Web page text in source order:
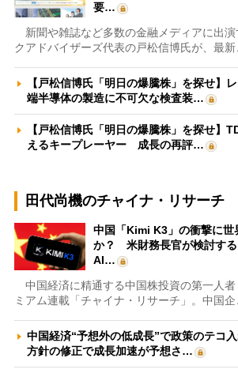
要…
新聞や雑誌など多数の金融メディアに出演
クアドバイザーズ代表の戸松信博氏が、最
【戸松信博氏「明日の爆騰株」を探せ】
端半導体の製造に不可欠な検査装…
【戸松信博氏「明日の爆騰株」を探せ】
えるキープレーヤー 成長の再評…
田代尚機のチャイナ・リサーチ
中国「Kimi K3」の衝撃に世
か？ 米財務長官が検討する
AI…
中国経済に精通する中国株投資の第一人者
ミアム連載「チャイナ・リサーチ」。中国
中国経済“予想外の低成長”で政策のテコ
方針の修正で成長加速が予想さ…